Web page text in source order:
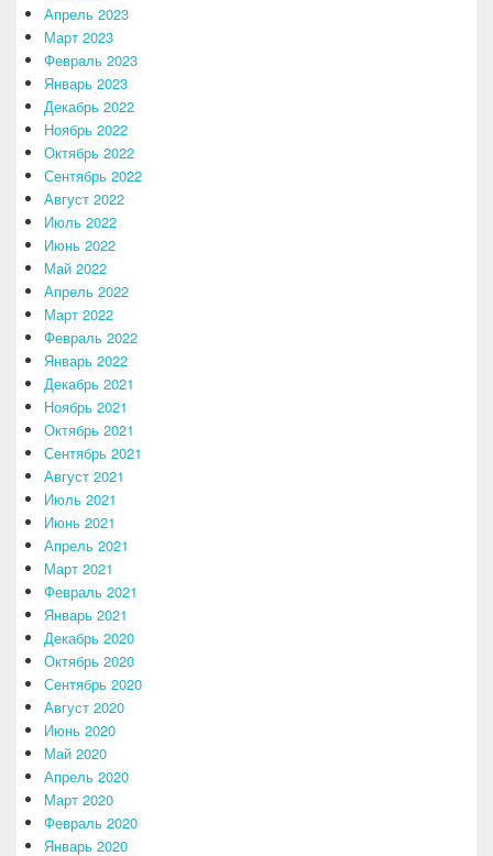
Апрель 2023
Март 2023
Февраль 2023
Январь 2023
Декабрь 2022
Ноябрь 2022
Октябрь 2022
Сентябрь 2022
Август 2022
Июль 2022
Июнь 2022
Май 2022
Апрель 2022
Март 2022
Февраль 2022
Январь 2022
Декабрь 2021
Ноябрь 2021
Октябрь 2021
Сентябрь 2021
Август 2021
Июль 2021
Июнь 2021
Апрель 2021
Март 2021
Февраль 2021
Январь 2021
Декабрь 2020
Октябрь 2020
Сентябрь 2020
Август 2020
Июнь 2020
Май 2020
Апрель 2020
Март 2020
Февраль 2020
Январь 2020